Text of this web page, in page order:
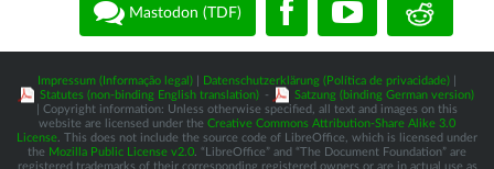
Mastodon (TDF)
Impressum (Informação legal) Datenschutzerklärung (Política de privacidade)
Statutes (non-binding English translation) -
Satzung (binding German version)
| Copyright information: Unless otherwise specified, all text and images on this
website are licensed under the Creative Commons Attribution-Share Alike 3.0
License . This does not include the source code of LibreOffice, which is licensed under
the Mozilla Public License v2.0 . “LibreOffice” and “The Document Foundation” are
registered trademarks of their corresponding registered owners or are in actual use as